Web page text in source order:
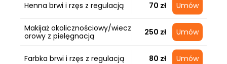
Henna brwi i rzęs z regulacją 70 zł Umów
Makijaż okolicznościowy/wiecz
orowy z pielęgnacją
250 zł Umów
Farbka brwi i rzęs z regulacją 80 zł Umów